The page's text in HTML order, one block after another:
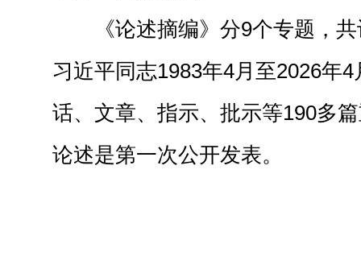
《论述摘编》分9个专题，
习近平同志1983年4月至2026年
话、文章、指示、批示等190多
论述是第一次公开发表。